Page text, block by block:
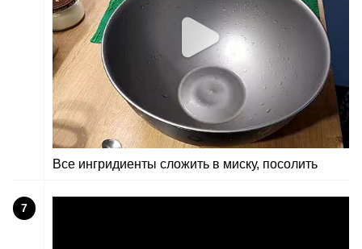
Все ингридиенты сложить в миску, посолить
7